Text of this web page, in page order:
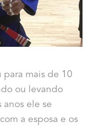
para mais de 10
ou levando
anos ele se
a esposa e os